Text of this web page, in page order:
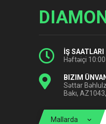
İŞ SAATLARI
Həftəiçi
BIZIM
Səttar
Bakı,